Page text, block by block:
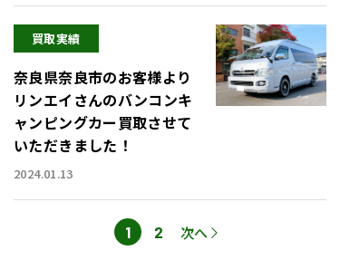
買取実績
奈良県奈良市のお客様より
リンエイさんのバンコンキ
ャンピングカー買取させて
いただきました！
2024.01.13
ペ
1
ペ
2 次へ